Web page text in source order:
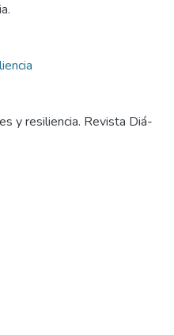
y resiliencia. Revista Diá-